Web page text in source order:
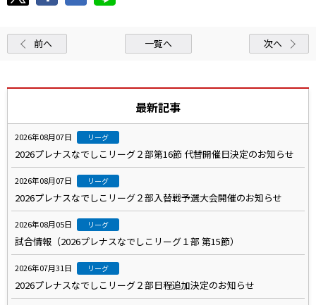
前へ 一覧へ 次へ
最新記事
2026年08月07日 リーグ
2026プレナスなでしこリーグ２部第16節 代替開催日決定のお知らせ
2026年08月07日 リーグ
2026プレナスなでしこリーグ２部入替戦予選大会開催のお知らせ
2026年08月05日 リーグ
試合情報（2026プレナスなでしこリーグ１部 第15節）
2026年07月31日 リーグ
2026プレナスなでしこリーグ２部日程追加決定のお知らせ